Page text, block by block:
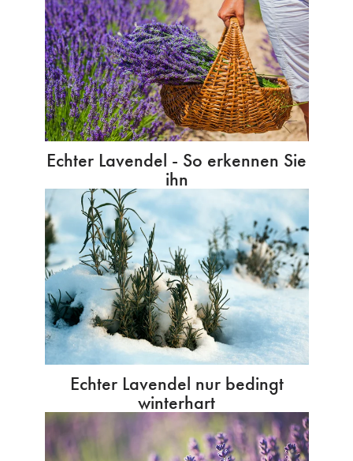
Echter Lavendel - So erkennen Sie
ihn
Echter Lavendel nur bedingt
winterhart